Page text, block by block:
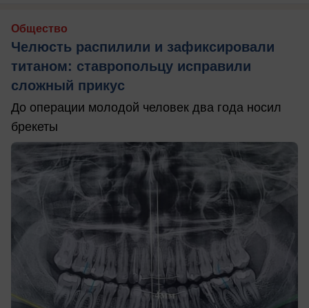
Общество
Челюсть распилили и зафиксировали
титаном: ставропольцу исправили
сложный прикус
До операции молодой человек два года носил
брекеты